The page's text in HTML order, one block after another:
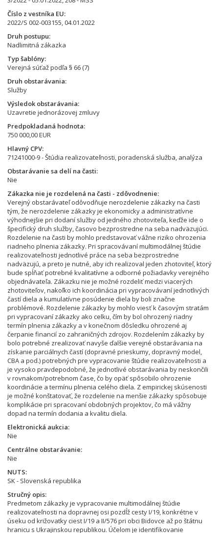
Číslo z vestníka EU
2022/S 002-003155, 04.01.2022
Druh postupu
Nadlimitná zákazka
Typ šablóny
Verejná súťaž podľa § 66 (7)
Druh obstarávania
Služby
Výsledok obstarávania
Uzavretie jednorázovej zmluvy
Predpokladaná hodnota
750 000,00 EUR
Hlavný CPV
71241000-9 - Štúdia realizovateľnosti, poradenská služba, analýza
Obstarávanie sa delí na časti
Nie
Zákazka nie je rozdelená na časti - zdôvodnenie
Verejný obstarávateľ odôvodňuje nerozdelenie zákazky na časti
tým, že nerozdelenie zákazky je ekonomicky a administratívne
výhodnejšie pri dodaní služby od jedného zhotoviteľa, keďže ide o
špecifický druh služby, časovo bezprostredne na seba nadväzujúci.
Rozdelenie na časti by mohlo predstavovať vážne riziko ohrozenia
riadneho plnenia zákazky. Pri spracovávaní multimodálnej štúdie
realizovateľnosti jednotlivé práce na seba bezprostredne
nadväzujú, a preto je nutné, aby ich realizoval jeden zhotoviteľ, ktorý
bude spĺňať potrebné kvalitatívne a odborné požiadavky verejného
objednávateľa. Zákazku nie je možné rozdeliť medzi viacerých
zhotoviteľov, nakoľko ich koordinácia pri vypracovávaní jednotlivých
častí diela a kumulatívne posúdenie diela by boli značne
problémové. Rozdelenie zákazky by mohlo viesť k časovým stratám
pri vypracovaní zákazky ako celku, čím by bol ohrozený riadny
termín plnenia zákazky a v konečnom dôsledku ohrozené aj
čerpanie financií zo zahraničných zdrojov. Rozdelením zákazky by
bolo potrebné zrealizovať navyše ďalšie verejné obstarávania na
získanie parciálnych častí (dopravné prieskumy, dopravný model,
CBA a pod.) potrebných pre vypracovanie štúdie realizovateľnosti a
je vysoko pravdepodobné, že jednotlivé obstarávania by neskončili
v rovnakom/potrebnom čase, čo by opäť spôsobilo ohrozenie
koordinácie a termínu plnenia celého diela. Z empirickej skúsenosti
je možné konštatovať, že rozdelenie na menšie zákazky spôsobuje
komplikácie pri spracovaní obdobných projektov, čo má vážny
dopad na termín dodania a kvalitu diela.
Elektronická aukcia
Nie
Centrálne obstarávanie
Nie
NUTS
SK - Slovenská republika
Stručný opis
Predmetom zákazky je vypracovanie multimodálnej štúdie
realizovateľnosti na dopravnej osi pozdĺž cesty I/19, konkrétne v
úseku od križovatky ciest I/19 a II/576 pri obci Bidovce až po štátnu
hranicu s Ukrajinskou republikou. Účelom je identifikovanie